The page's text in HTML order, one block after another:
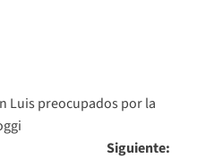
Luis preocupados por la
Siguiente: